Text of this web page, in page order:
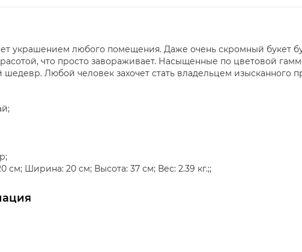
украшением любого помещения. Даже очень скромный букет
что просто завораживает. Насыщенные по цветовой
шедевр. Любой человек захочет стать владельцем изысканного
см; Ширина: 20 см; Высота: 37 см; Вес: 2.39 кг.;;